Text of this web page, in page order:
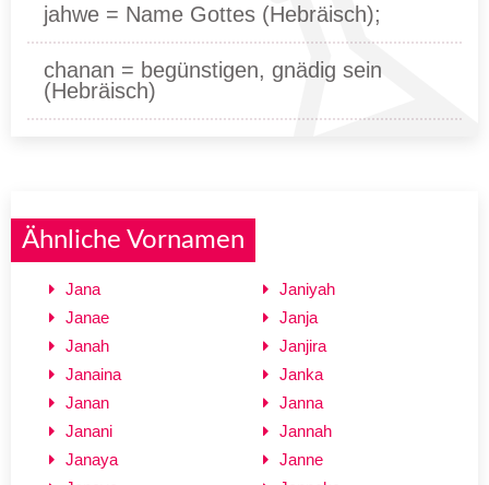
jahwe = Name Gottes (Hebräisch);
chanan = begünstigen, gnädig sein
(Hebräisch)
Ähnliche Vornamen
Jana
Janae
Janah
Janaina
Janan
Janani
Janaya
Janiyah
Janja
Janjira
Janka
Janna
Jannah
Janne